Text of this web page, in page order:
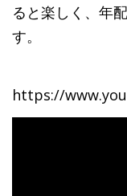
ると楽しく、年
す。
https://